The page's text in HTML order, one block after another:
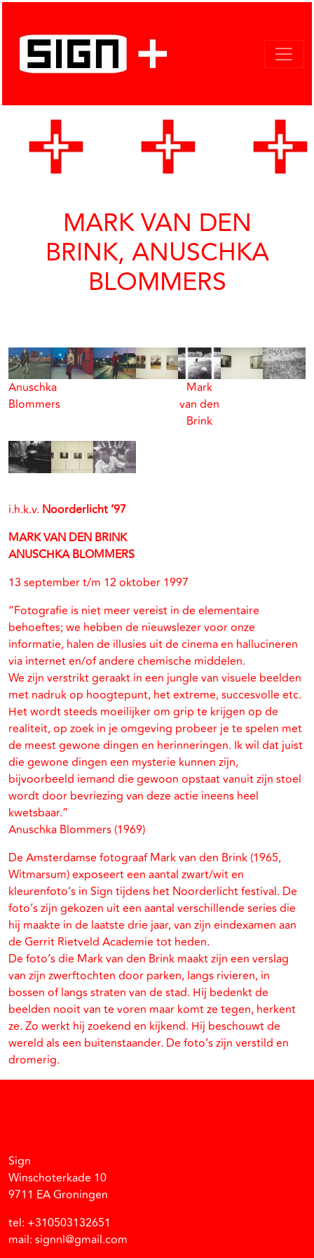
MARK VAN DEN
BRINK, ANUSCHKA
BLOMMERS
Anuschka
Blommers
Mark
van den
Brink
i.h.k.v. Noorderlicht ’97
MARK VAN DEN BRINK
ANUSCHKA BLOMMERS
13 september t/m 12 oktober 1997
“Fotografie is niet meer vereist in de elementaire
behoeftes; we hebben de nieuwslezer voor onze
informatie, halen de illusies uit de cinema en hallucineren
via internet en/of andere chemische middelen.
We zijn verstrikt geraakt in een jungle van visuele beelden
met nadruk op hoogtepunt, het extreme, succesvolle etc.
Het wordt steeds moeilijker om grip te krijgen op de
realiteit, op zoek in je omgeving probeer je te spelen met
de meest gewone dingen en herinneringen. Ik wil dat juist
die gewone dingen een mysterie kunnen zijn,
bijvoorbeeld iemand die gewoon opstaat vanuit zijn stoel
wordt door bevriezing van deze actie ineens heel
kwetsbaar.”
Anuschka Blommers (1969)
De Amsterdamse fotograaf Mark van den Brink (1965,
Witmarsum) exposeert een aantal zwart/wit en
kleurenfoto’s in Sign tijdens het Noorderlicht festival. De
foto’s zijn gekozen uit een aantal verschillende series die
hij maakte in de laatste drie jaar, van zijn eindexamen aan
de Gerrit Rietveld Academie tot heden.
De foto’s die Mark van den Brink maakt zijn een verslag
van zijn zwerftochten door parken, langs rivieren, in
bossen of langs straten van de stad. Hij bedenkt de
beelden nooit van te voren maar komt ze tegen, herkent
ze. Zo werkt hij zoekend en kijkend. Hij beschouwt de
wereld als een buitenstaander. De foto’s zijn verstild en
dromerig.
Sign
Winschoterkade 10
9711 EA Groningen
tel: +310503132651
mail: signnl@gmail.com